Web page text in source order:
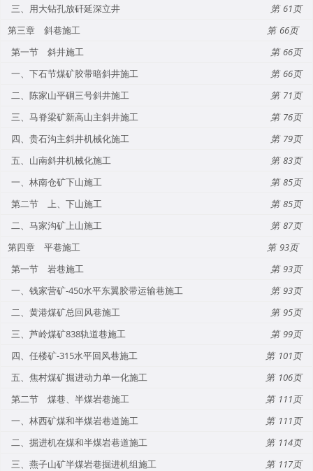
三、用大钻孔放矸延深立井
61
第三章 斜巷施工
66
第一节 斜井施工
66
一、下石节煤矿胶带暗斜井施工
66
二、陈家山平硐三号斜井施工
71
三、马脊梁矿新高山主斜井施工
76
四、贵石沟主斜井机械化施工
79
五、山南斜井机械化施工
83
一、林南仓矿下山施工
85
第二节 上、下山施工
85
二、马家沟矿上山施工
87
第四章 平巷施工
93
第一节 岩巷施工
93
一、钱家营矿-450水平东翼胶带运输巷施工
93
二、黄港煤矿总回风巷施工
95
三、芦岭煤矿838轨道巷施工
99
四、任楼矿-315水平回风巷施工
101
五、焦村煤矿掘进动力单一化施工
106
第二节 煤巷、半煤岩巷施工
111
一、林西矿煤和半煤岩巷道施工
111
二、掘进机在煤和半煤岩巷道施工
114
三、燕子山矿半煤岩巷掘进机组施工
117